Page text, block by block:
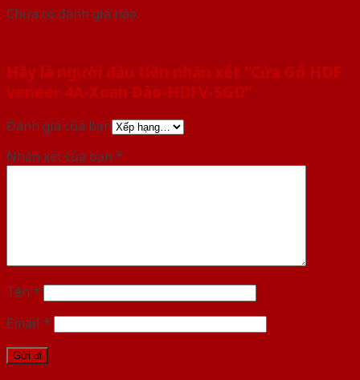
Chưa có đánh giá nào.
Hãy là người đầu tiên nhận xét “Cửa Gỗ HDF
veneer 4A-Xoan Đào-HDFV-SGD”
Đánh giá của bạn
Nhận xét của bạn *
Tên *
Email *